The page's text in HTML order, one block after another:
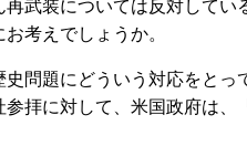
武装については反対して
考えでしょうか。
問題にどういう対応をとっ
拝に対して、米国政府は